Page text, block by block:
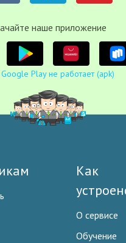
наше приложение
Google Play не работает (apk)
Как
О сервисе
Обучение